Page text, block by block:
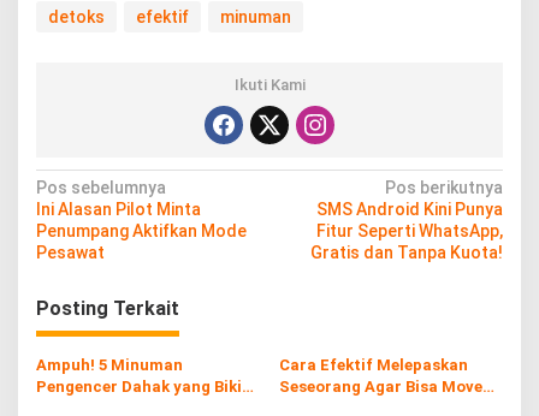
detoks efektif minuman
Ikuti Kami
N
a
v
i
g
a
s
Pos sebelumnya
Ini Alasan Pilot Minta
Penumpang Aktifkan Mode
Pesawat
Pos berikutnya
SMS Android Kini Punya
Fitur Seperti WhatsApp,
Gratis dan Tanpa Kuota!
Posting Terkait
Ampuh! 5 Minuman
Pengencer Dahak yang Bikin
Cara Efektif Melepaskan
Seseorang Agar Bisa Move